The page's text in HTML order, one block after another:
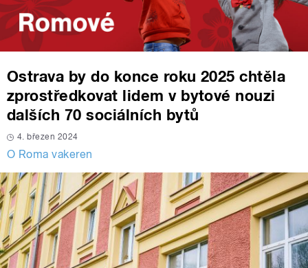
Ostrava by do konce roku 2025 chtěla
zprostředkovat lidem v bytové nouzi
dalších 70 sociálních bytů
4. březen 2024
O Roma vakeren